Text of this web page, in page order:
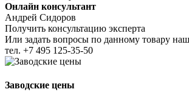
Онлайн консультант
Андрей Сидоров
Получить консультацию эксперта
Или задать вопросы по данному товару
тел. +7 495 125-35-50
Заводские цены